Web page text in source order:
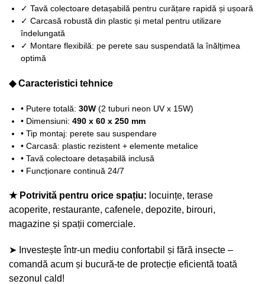
✓ Tavă colectoare detașabilă pentru curățare rapidă și ușoară
✓ Carcasă robustă din plastic și metal pentru utilizare
îndelungată
✓ Montare flexibilă: pe perete sau suspendată la înălțimea
optimă
◆ Caracteristici tehnice
• Putere totală: 30W (2 tuburi neon UV x 15W)
• Dimensiuni: 490 x 60 x 250 mm
• Tip montaj: perete sau suspendare
• Carcasă: plastic rezistent + elemente metalice
• Tavă colectoare detașabilă inclusă
• Funcționare continuă 24/7
★ Potrivită pentru orice spațiu: locuințe, terase
acoperite, restaurante, cafenele, depozite, birouri,
magazine și spații comerciale.
➤ Investește într-un mediu confortabil și fără insecte –
comandă acum și bucură-te de protecție eficientă toată
sezonul cald!